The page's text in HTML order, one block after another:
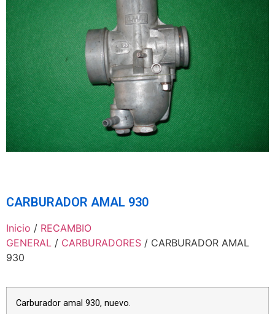
CARBURADOR AMAL 930
Inicio / RECAMBIO
GENERAL / CARBURADORES / CARBURADOR AMAL
930
Carburador amal 930, nuevo.